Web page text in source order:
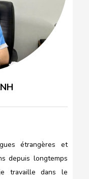
étrangères et
depuis longtemps
travaille dans le